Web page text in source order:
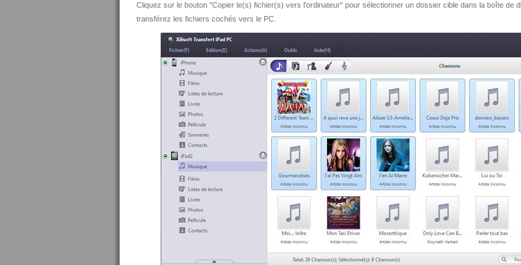
Cliquez sur le bouton "Copier le(s) fichier(s) vers l'ordinateur" pour sélectionner un dossier cible dans la boîte de
transférez les fichiers cochés vers le PC.